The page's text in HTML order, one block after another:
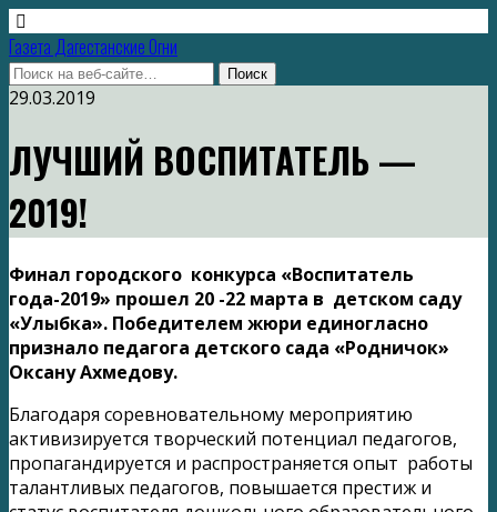
Газета Дагестанские Огни
29.03.2019
ЛУЧШИЙ ВОСПИТАТЕЛЬ —
2019!
Финал городского конкурса «Воспитатель
года-2019» прошел 20 -22 марта в детском саду
«Улыбка». Победителем жюри единогласно
признало педагога детского сада «Родничок»
Оксану Ахмедову.
Благодаря соревновательному мероприятию
активизируется творческий потенциал педагогов,
пропагандируется и распространяется опыт работы
талантливых педагогов, повышается престиж и